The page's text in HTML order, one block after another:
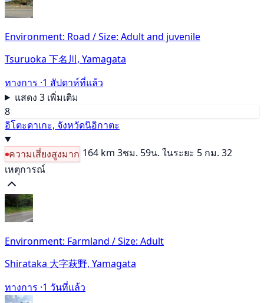
Environment: Road / Size: Adult and juvenile
Tsuruoka 下名川, Yamagata
ทางการ ·1 สัปดาห์ที่แล้ว
แสดง 3 เพิ่มเติม
8
อิโตะดาเกะ, จังหวัดนิอิกาตะ
ความเสี่ยงสูงมาก 164 km 3ชม. 59น. ในระยะ 5 กม. 32
เหตุการณ์
Environment: Farmland / Size: Adult
Shirataka 大字萩野, Yamagata
ทางการ ·1 วันที่แล้ว